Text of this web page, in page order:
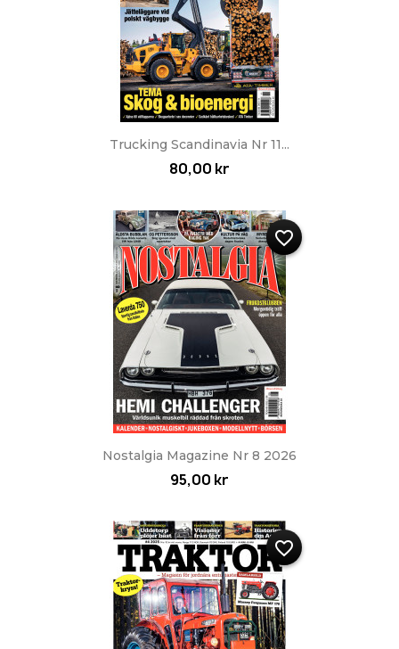
Trucking Scandinavia Nr 11...
80,00 kr
Nostalgia Magazine Nr 8 2026
95,00 kr
favorite_border
favorite_border